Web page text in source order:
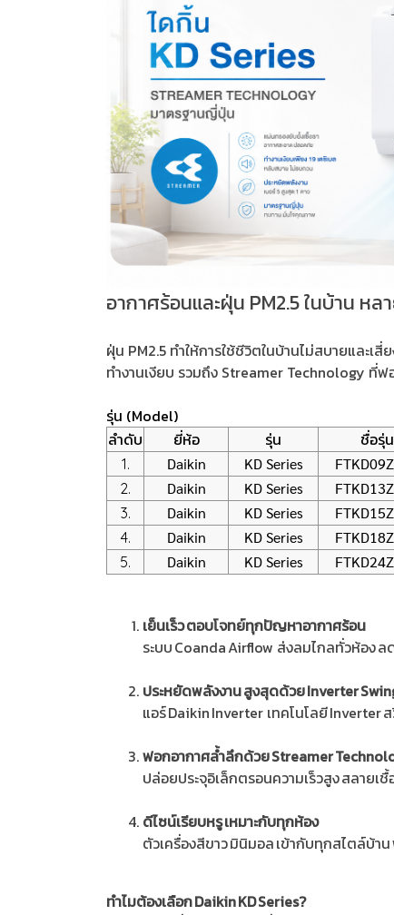
อากาศร้อนและฝุ่น PM2.5 ในบ้าน ห
ฝุ่น PM2.5 ทำให้การใช้ชีวิตในบ้านไม่สบายและ
ทำงานเงียบ รวมถึง Streamer Technology ที่
รุ่น (Model)
ลำดับ
ยี่ห้อ รุ่น ชื่อรุ่น
1. Daikin KD Series
2. Daikin KD Series
3. Daikin KD Series
4. Daikin KD Series
5. Daikin KD Series
เย็นเร็ว ตอบโจทย์ทุกปัญหาอากาศร้อน
ระบบ Coanda Airflow ส่งลมไกลทั่วห้อง ล
ประหยัดพลังงาน สูงสุดด้วย Inverter
แอร์ Daikin Inverter เทคโนโลยี Inverter
ฟอกอากาศล้ำลึกด้วย Streamer
ปล่อยประจุอิเล็กตรอนความเร็วสูง สลาย
ดีไซน์เรียบหรู เหมาะกับทุกห้อง
ตัวเครื่องสีขาว มินิมอล เข้ากับทุกสไตล์บ้
ทำไมต้องเลือก Daikin KD Series?